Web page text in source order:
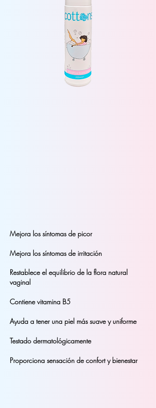
Mejora los síntomas de picor
Mejora los síntomas de irritación
Restablece el equilibrio de la flora natural
vaginal
Contiene vitamina B5
Ayuda a tener una piel más suave y uniforme
Testado dermatológicamente
Proporciona sensación de confort y bienestar